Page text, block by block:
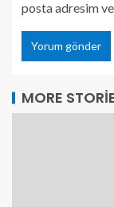
posta adresim
MORE